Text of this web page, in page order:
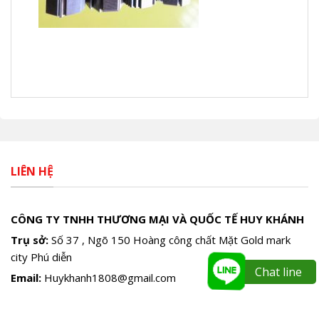
LIÊN HỆ
CÔNG TY TNHH THƯƠNG MẠI VÀ QUỐC TẾ HUY KHÁNH
Trụ sở: Số 37 , Ngõ 150 Hoàng công chất Mặt Gold mark
city Phú diễn
Email: Huykhanh1808@gmail.com Chat line